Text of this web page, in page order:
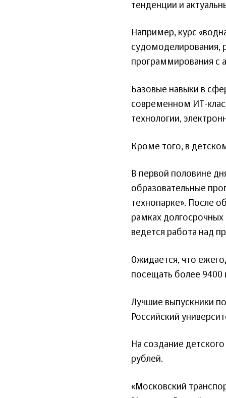
тенденции и
Например, курс
судомоделирования,
программирования с
Базовые навыки в
современном ИТ-
технологии,
Кроме того, в
В первой половине
образовательные
технопарке». После
рамках
ведется работа над
Ожидается, что
посещать более 9400
Лучшие выпускники
Российский
На создание
рублей.
«Московский